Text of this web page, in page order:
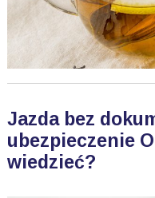
Jazda bez
ubezpieczenie
wiedzieć?